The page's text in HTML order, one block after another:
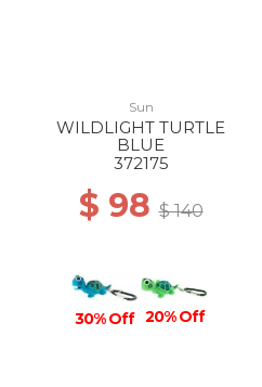
Sun
WILDLIGHT TURTLE
BLUE
372175
$ 98$ 140
30% Off 20% Off